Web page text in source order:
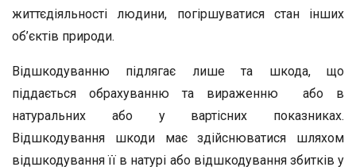
життєдіяльності людини, погіршуватися стан інших
об’єктів природи.
Відшкодуванню підлягає лише та шкода, що
піддається обрахуванню та вираженню або в
натуральних або у вартісних показниках.
Відшкодування шкоди має здійснюватися шляхом
відшкодування її в натурі або відшкодування збитків у